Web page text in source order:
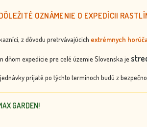
OZNÁMENIE O EXPEDÍCII
z dôvodu pretrvávajúcich extrémnych
dňom expedície pre celé územie Slovenska je
prijaté po týchto termínoch budú z
GARDEN!